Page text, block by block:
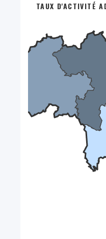
TAUX D'ACTIVITÉ